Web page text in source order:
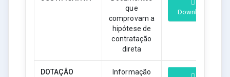
que
comprovam a
hipótese de
contratação
direta
Download
DOTAÇÃO
Informação